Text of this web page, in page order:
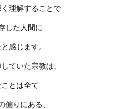
理解することで
した人間に
感じます。
ていた宗教は、
とは全て
偏りにある、